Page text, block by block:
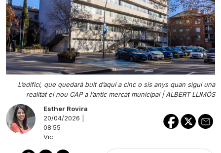
L’edifici, que quedarà buit d’aquí a cinc o sis anys quan sigui una
realitat el nou CAP a l’antic mercat municipal |ALBERT LLIMÓS
Esther Rovira
20/04/2026 |
08:55
Vic